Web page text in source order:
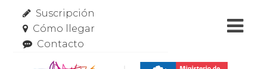
Suscripción
Cómo llegar
Contacto